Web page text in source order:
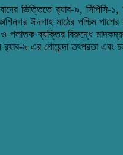
ভিত্তিতে র‌্যাব-৯, সিপিসি-১,
ঈদগাহ মাঠের পশ্চিম
ব্যক্তির বিরুদ্ধে
৯ এর গোয়েন্দা তৎপরতা এবং